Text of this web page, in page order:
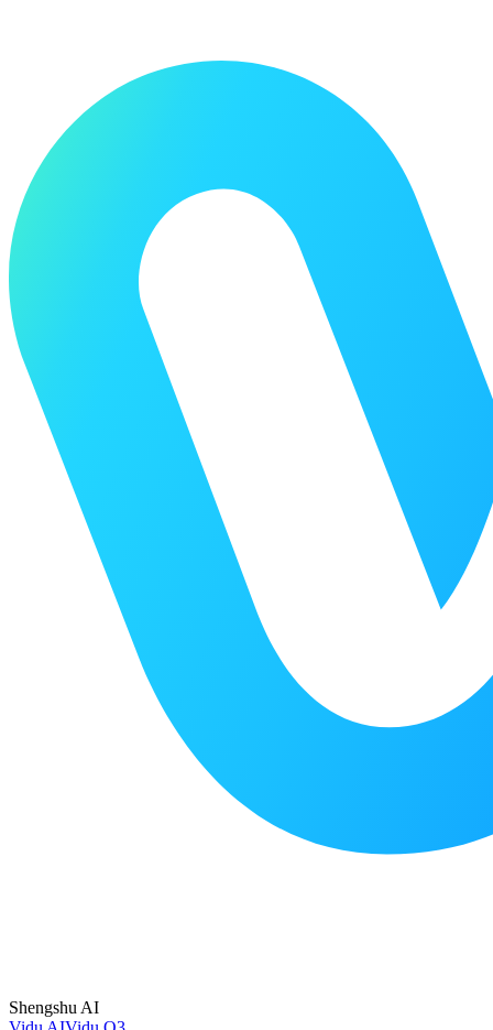
Shengshu AI